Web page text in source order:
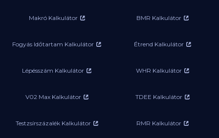
Makró Kalkulátor BMR Kalkulátor
Fogyás Időtartam Kalkulátor Étrend Kalkulátor
Lépésszám Kalkulátor WHR Kalkulátor
V02 Max Kalkulátor TDEE Kalkulátor
Testzsírszázalék Kalkulátor RMR Kalkulátor